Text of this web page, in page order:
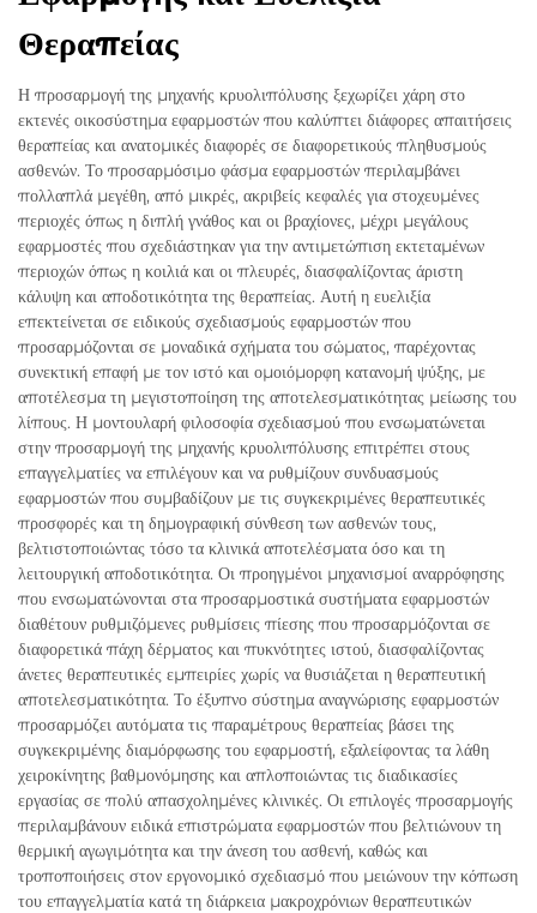
Θεραπείας
Η προσαρμογή της μηχανής κρυολιπόλυσης ξεχωρίζει χάρη στο
εκτενές οικοσύστημα εφαρμοστών που καλύπτει διάφορες απαιτήσεις
θεραπείας και ανατομικές διαφορές σε διαφορετικούς πληθυσμούς
ασθενών. Το προσαρμόσιμο φάσμα εφαρμοστών περιλαμβάνει
πολλαπλά μεγέθη, από μικρές, ακριβείς κεφαλές για στοχευμένες
περιοχές όπως η διπλή γνάθος και οι βραχίονες, μέχρι μεγάλους
εφαρμοστές που σχεδιάστηκαν για την αντιμετώπιση εκτεταμένων
περιοχών όπως η κοιλιά και οι πλευρές, διασφαλίζοντας άριστη
κάλυψη και αποδοτικότητα της θεραπείας. Αυτή η ευελιξία
επεκτείνεται σε ειδικούς σχεδιασμούς εφαρμοστών που
προσαρμόζονται σε μοναδικά σχήματα του σώματος, παρέχοντας
συνεκτική επαφή με τον ιστό και ομοιόμορφη κατανομή ψύξης, με
αποτέλεσμα τη μεγιστοποίηση της αποτελεσματικότητας μείωσης του
λίπους. Η μοντουλαρή φιλοσοφία σχεδιασμού που ενσωματώνεται
στην προσαρμογή της μηχανής κρυολιπόλυσης επιτρέπει στους
επαγγελματίες να επιλέγουν και να ρυθμίζουν συνδυασμούς
εφαρμοστών που συμβαδίζουν με τις συγκεκριμένες θεραπευτικές
προσφορές και τη δημογραφική σύνθεση των ασθενών τους,
βελτιστοποιώντας τόσο τα κλινικά αποτελέσματα όσο και τη
λειτουργική αποδοτικότητα. Οι προηγμένοι μηχανισμοί αναρρόφησης
που ενσωματώνονται στα προσαρμοστικά συστήματα εφαρμοστών
διαθέτουν ρυθμιζόμενες ρυθμίσεις πίεσης που προσαρμόζονται σε
διαφορετικά πάχη δέρματος και πυκνότητες ιστού, διασφαλίζοντας
άνετες θεραπευτικές εμπειρίες χωρίς να θυσιάζεται η θεραπευτική
αποτελεσματικότητα. Το έξυπνο σύστημα αναγνώρισης εφαρμοστών
προσαρμόζει αυτόματα τις παραμέτρους θεραπείας βάσει της
συγκεκριμένης διαμόρφωσης του εφαρμοστή, εξαλείφοντας τα λάθη
χειροκίνητης βαθμονόμησης και απλοποιώντας τις διαδικασίες
εργασίας σε πολύ απασχολημένες κλινικές. Οι επιλογές προσαρμογής
περιλαμβάνουν ειδικά επιστρώματα εφαρμοστών που βελτιώνουν τη
θερμική αγωγιμότητα και την άνεση του ασθενή, καθώς και
τροποποιήσεις στον εργονομικό σχεδιασμό που μειώνουν την κόπωση
του επαγγελματία κατά τη διάρκεια μακροχρόνιων θεραπευτικών